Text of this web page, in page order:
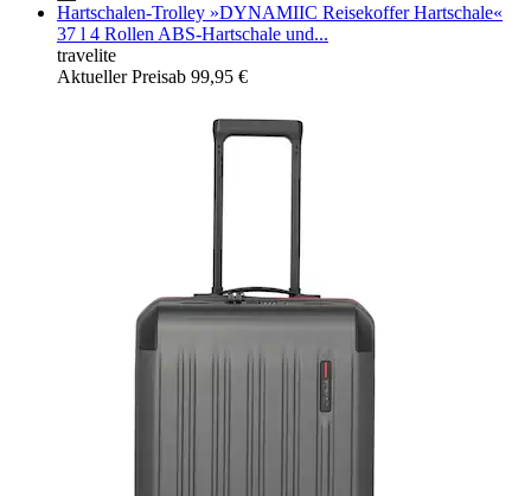
Hartschalen-Trolley »DYNAMIIC Reisekoffer Hartschale«
37 l 4 Rollen ABS-Hartschale und...
travelite
Aktueller Preisab 99,95 €